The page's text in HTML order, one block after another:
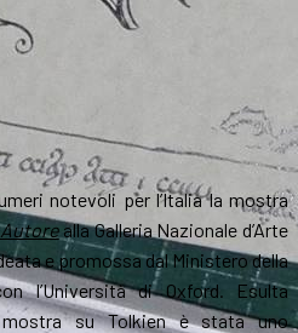
notevoli per l’Italia la mostra
alla Galleria Nazionale d’Arte
e promossa dal Ministero della
l’Università di Oxford. Esulta
mostra su Tolkien è stata uno